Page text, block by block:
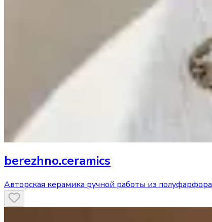
berezhno.ceramics
Авторская керамика ручной работы из полуфарфора